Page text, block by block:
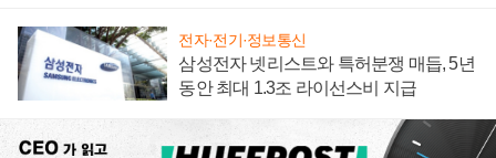
전자·전기·정보통신
삼성전자 넷리스트와 특허분쟁 매듭, 5년
동안 최대 1.3조 라이선스비 지급